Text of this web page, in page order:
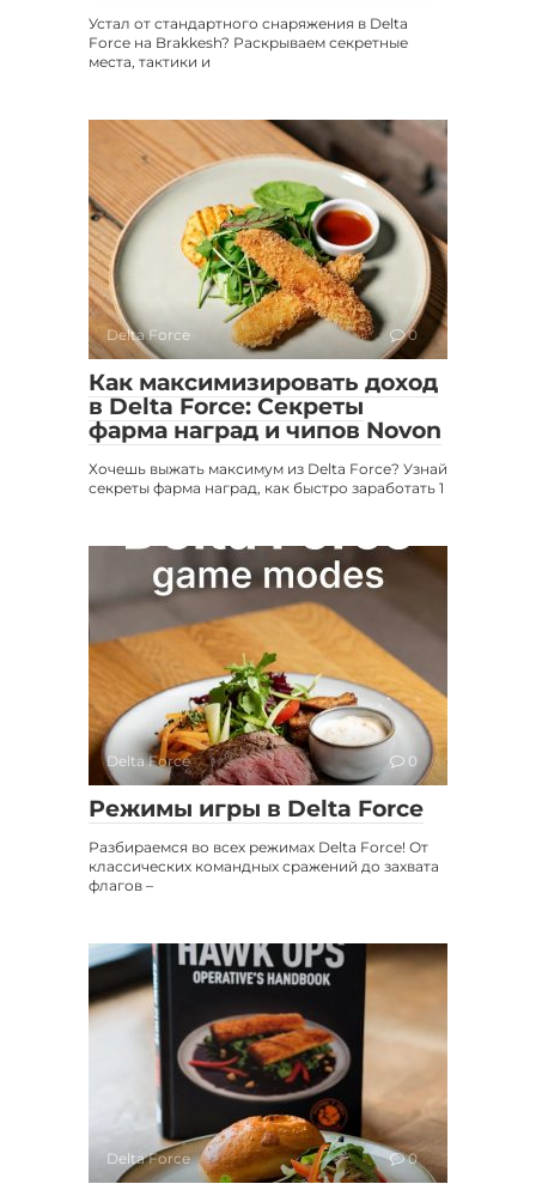
Устал от стандартного снаряжения в Delta
Force на Brakkesh? Раскрываем секретные
места, тактики и
Delta Force 0
Как максимизировать доход
в Delta Force: Секреты
фарма наград и чипов Novon
Хочешь выжать максимум из Delta Force? Узнай
секреты фарма наград, как быстро заработать 1
Delta Force 0
Режимы игры в Delta Force
Разбираемся во всех режимах Delta Force! От
классических командных сражений до захвата
флагов –
Delta Force 0